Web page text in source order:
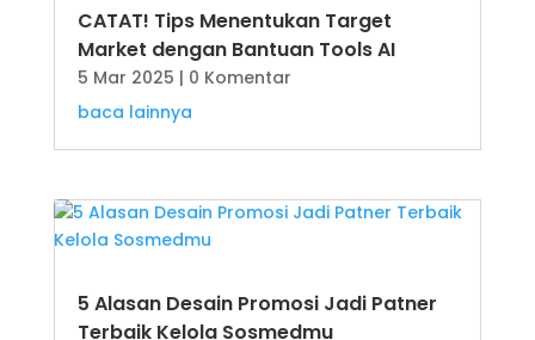
CATAT! Tips Menentukan Target
Market dengan Bantuan Tools AI
5 Mar 2025 | 0 Komentar
baca lainnya
5 Alasan Desain Promosi Jadi Patner
Terbaik Kelola Sosmedmu